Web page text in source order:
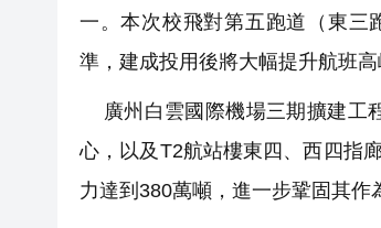
一。本次校飛對第五跑道（東三
準，建成投用後將大幅提升航班高
廣州白雲國際機場三期擴建工
心，以及T2航站樓東四、西四指
力達到380萬噸，進一步鞏固其